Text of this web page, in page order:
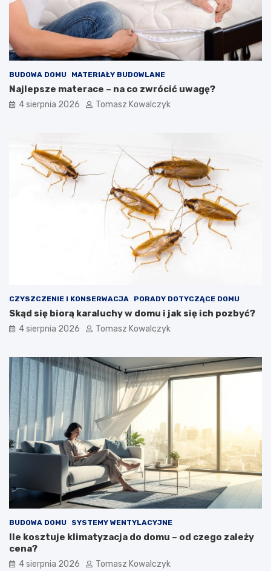
BUDOWA DOMU MATERIAŁY BUDOWLANE
Najlepsze materace – na co zwrócić uwagę?
4 sierpnia 2026 Tomasz Kowalczyk
CZYSZCZENIE I KONSERWACJA PORADY DOTYCZĄCE DOMU
Skąd się biorą karaluchy w domu i jak się ich pozbyć?
4 sierpnia 2026 Tomasz Kowalczyk
BUDOWA DOMU SYSTEMY WENTYLACYJNE
Ile kosztuje klimatyzacja do domu – od czego zależy
cena?
4 sierpnia 2026 Tomasz Kowalczyk